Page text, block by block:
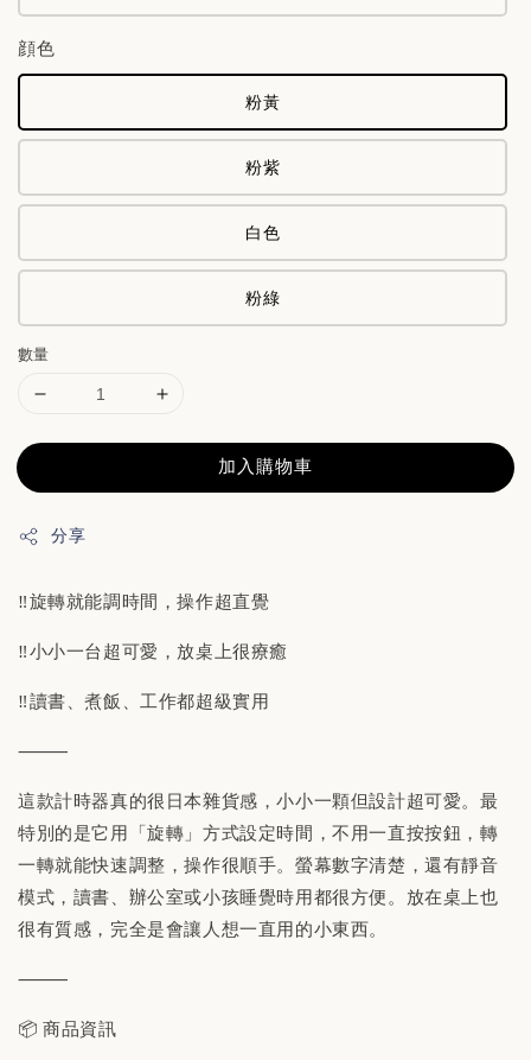
顔色
粉黃
粉紫
白色
粉綠
數量
加入購物車
分享
‼️旋轉就能調時間，操作超直覺
‼️小小一台超可愛，放桌上很療癒
‼️讀書、煮飯、工作都超級實用
⸻
這款計時器真的很日本雜貨感，小小一顆但設計超可愛。最
特別的是它用「旋轉」方式設定時間，不用一直按按鈕，轉
一轉就能快速調整，操作很順手。螢幕數字清楚，還有靜音
模式，讀書、辦公室或小孩睡覺時用都很方便。放在桌上也
很有質感，完全是會讓人想一直用的小東西。
⸻
📦 商品資訊